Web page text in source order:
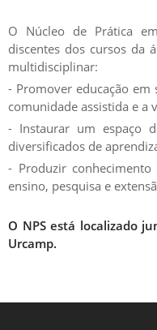
O Núcleo de Prática
discentes dos cursos da
multidisciplinar:
- Promover educação em
comunidade assistida e a
- Instaurar um espaço
diversificados de
- Produzir
ensino, pesquisa e
O NPS está localizado
Urcamp.